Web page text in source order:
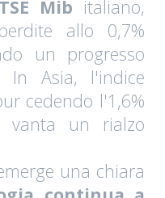
Mib italiano,
allo 0,7%
un progresso
In Asia, l'indice
cedendo l'1,6%
vanta un rialzo
una chiara